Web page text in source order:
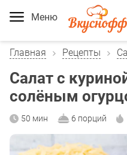
Меню
Главная Рецепты
Салат с
солёным
50 мин 6 порций